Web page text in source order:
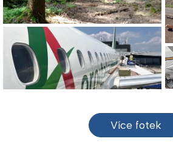
Více fotek